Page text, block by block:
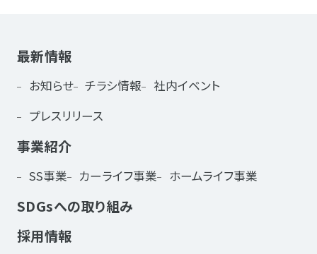
最新情報
お知らせ チラシ情報
社内イベント
プレスリリース
事業紹介
SS事業 カーライフ事業 ホームライフ事業
SDGsへの取り組み
採用情報